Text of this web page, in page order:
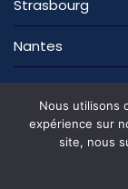
Strasbourg
Nantes
La rédaction
Nous utilisons
expérience sur
site, nous